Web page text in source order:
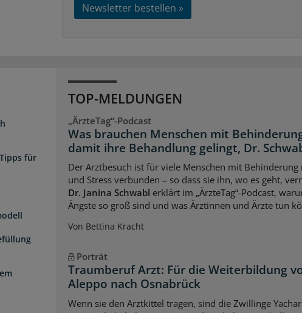
Newsletter bestellen »
für
TOP-MELDUNGEN
„ÄrzteTag“-Podcast
Was brauchen Menschen mit
damit ihre Behandlung gelingt, Dr.
Der Arztbesuch ist für viele Menschen mit Behinderung
und Stress verbunden – so dass sie ihn, wo es geht,
Dr. Janina Schwabl erklärt im „ÄrzteTag“-Podcast,
Ängste so groß sind und was Ärztinnen und Ärzte tun
Von Bettina Kracht
Porträt
Traumberuf Arzt: Für die Weiterbildung
Aleppo nach Osnabrück
Wenn sie den Arztkittel tragen, sind die Zwillinge